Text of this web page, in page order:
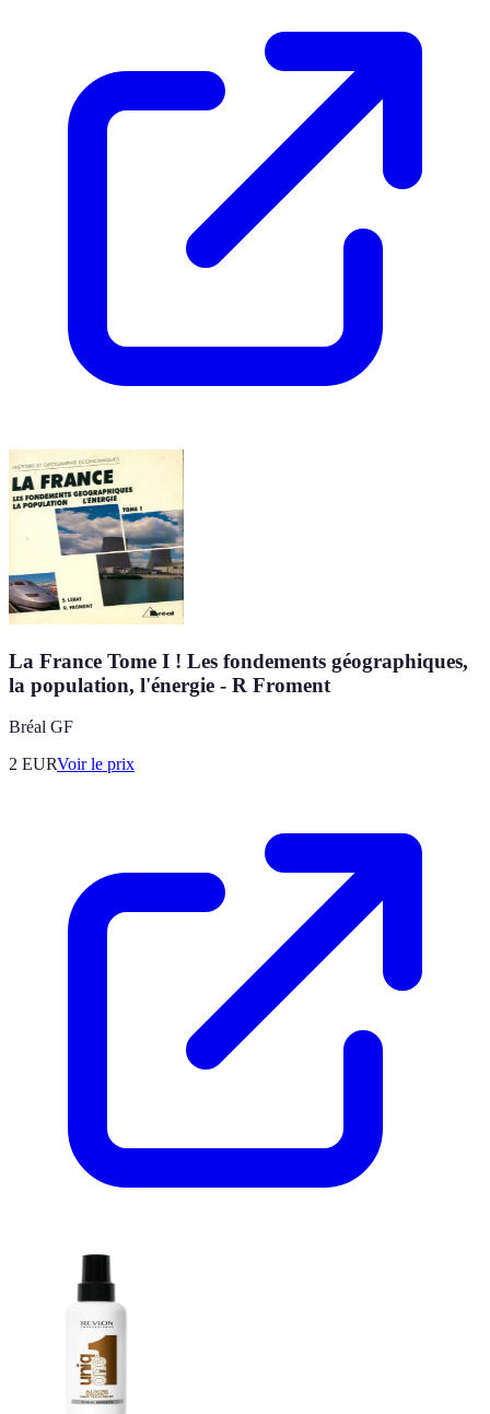
La France Tome I ! Les fondements géographiques,
la population, l'énergie - R Froment
Bréal GF
2 EURVoir le prix